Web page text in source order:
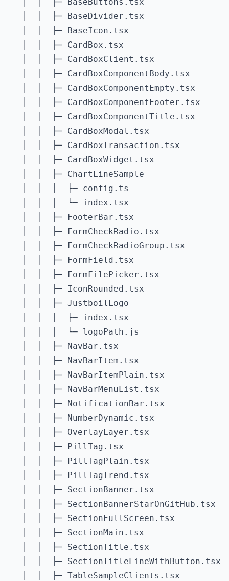
   │  │  ├─ BaseDivider.tsx
   │  │  ├─ BaseIcon.tsx
   │  │  ├─ CardBox.tsx
   │  │  ├─ CardBoxClient.tsx
   │  │  ├─ CardBoxComponentBody.tsx
   │  │  ├─ CardBoxComponentEmpty.tsx
   │  │  ├─ CardBoxComponentFooter.tsx
   │  │  ├─ CardBoxComponentTitle.tsx
   │  │  ├─ CardBoxModal.tsx
   │  │  ├─ CardBoxTransaction.tsx
   │  │  ├─ CardBoxWidget.tsx
   │  │  ├─ ChartLineSample
   │  │  │  ├─ config.ts
   │  │  │  └─ index.tsx
   │  │  ├─ FooterBar.tsx
   │  │  ├─ FormCheckRadio.tsx
   │  │  ├─ FormCheckRadioGroup.tsx
   │  │  ├─ FormField.tsx
   │  │  ├─ FormFilePicker.tsx
   │  │  ├─ IconRounded.tsx
   │  │  ├─ JustboilLogo
   │  │  │  ├─ index.tsx
   │  │  │  └─ logoPath.js
   │  │  ├─ NavBar.tsx
   │  │  ├─ NavBarItem.tsx
   │  │  ├─ NavBarItemPlain.tsx
   │  │  ├─ NavBarMenuList.tsx
   │  │  ├─ NotificationBar.tsx
   │  │  ├─ NumberDynamic.tsx
   │  │  ├─ OverlayLayer.tsx
   │  │  ├─ PillTag.tsx
   │  │  ├─ PillTagPlain.tsx
   │  │  ├─ PillTagTrend.tsx
   │  │  ├─ SectionBanner.tsx
   │  │  ├─ SectionBannerStarOnGitHub.tsx
   │  │  ├─ SectionFullScreen.tsx
   │  │  ├─ SectionMain.tsx
   │  │  ├─ SectionTitle.tsx
   │  │  ├─ SectionTitleLineWithButton.tsx
   │  │  ├─ TableSampleClients.tsx